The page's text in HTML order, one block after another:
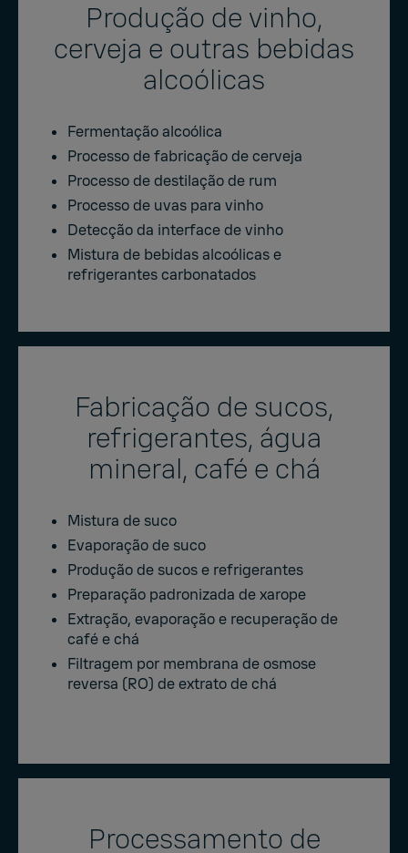
Produção de vinho,
cerveja e outras bebidas
alcoólicas
Fermentação alcoólica
Processo de fabricação de cerveja
Processo de destilação de rum
Processo de uvas para vinho
Detecção da interface de vinho
Mistura de bebidas alcoólicas e
refrigerantes carbonatados
Fabricação de sucos,
refrigerantes, água
mineral, café e chá
Mistura de suco
Evaporação de suco
Produção de sucos e refrigerantes
Preparação padronizada de xarope
Extração, evaporação e recuperação de
café e chá
Filtragem por membrana de osmose
reversa (RO) de extrato de chá
Processamento de